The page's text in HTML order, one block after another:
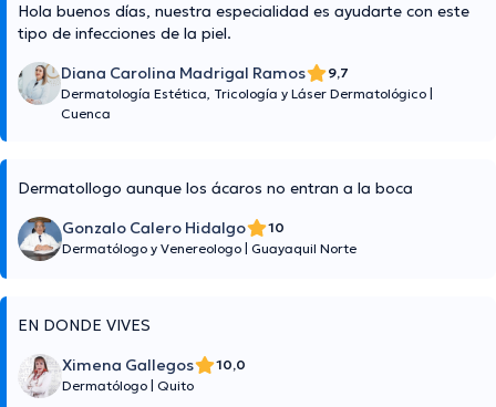
Hola buenos días, nuestra especialidad es ayudarte con este
tipo de infecciones de la piel.
Diana Carolina Madrigal Ramos
9,7
Dermatología Estética, Tricología y Láser Dermatológico
Cuenca
Dermatollogo aunque los ácaros no entran a la boca
Gonzalo Calero Hidalgo
10
Dermatólogo y Venereologo Guayaquil Norte
EN DONDE VIVES
Ximena Gallegos
10,0
Dermatólogo Quito